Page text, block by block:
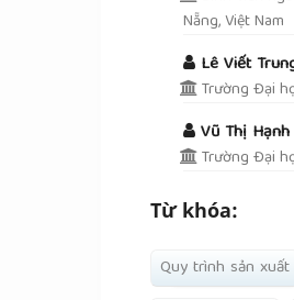
Nẵng, Việt Nam
Lê Viết
Trường Đại
Vũ Thị Hạnh
Trường Đại
Từ khóa:
Quy trình sản xuất